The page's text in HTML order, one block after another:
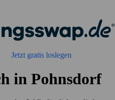
Jetzt gratis loslegen
in Pohnsdorf